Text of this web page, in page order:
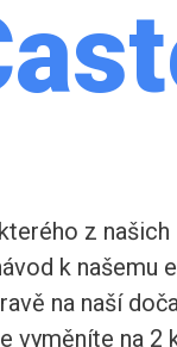
z
k našemu
na naší
vyměníte na 2